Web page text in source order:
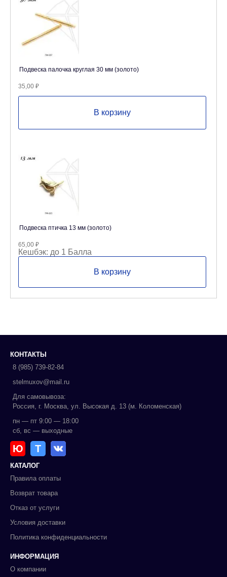
Подвеска палочка круглая 30 мм (золото)
35,00 ₽
В корзину
Подвеска птичка 13 мм (золото)
65,00 ₽
Кешбэк: до 1 Балла
В корзину
КОНТАКТЫ
8 (985) 739-82-84
stelmuxov@mail.ru
Для самовывоза:
Россия, г. Москва, ул. Высокая д. 13 (м. Коломенская)
пн — пт 9:00 — 18:00
сб, вс — выходные
Ю Т
КАТАЛОГ
Правила оплаты
Возврат товара
Отказ от услуги
Условия доставки
Политика конфиденциальности
ИНФОРМАЦИЯ
О компании